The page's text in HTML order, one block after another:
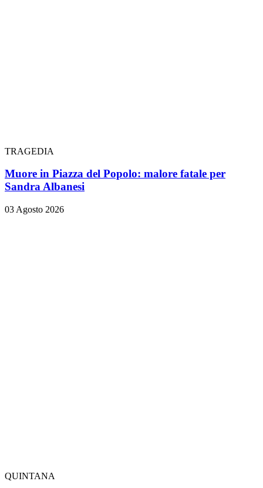
TRAGEDIA
Muore in Piazza del Popolo: malore fatale per
Sandra Albanesi
03 Agosto 2026
QUINTANA